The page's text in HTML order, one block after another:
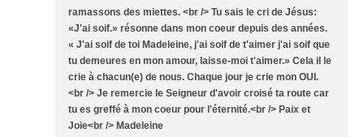
ramassons des miettes. <br /> Tu sais le cri de Jésus:
«J'ai soif.» résonne dans mon coeur depuis des années.
« J'ai soif de toi Madeleine, j'ai soif de t'aimer j'ai soif que
tu demeures en mon amour, laisse-moi t'aimer.» Cela il le
crie à chacun(e) de nous. Chaque jour je crie mon OUI.
<br /> Je remercie le Seigneur d'avoir croisé ta route car
tu es greffé à mon coeur pour l'éternité.<br /> Paix et
Joie<br /> Madeleine